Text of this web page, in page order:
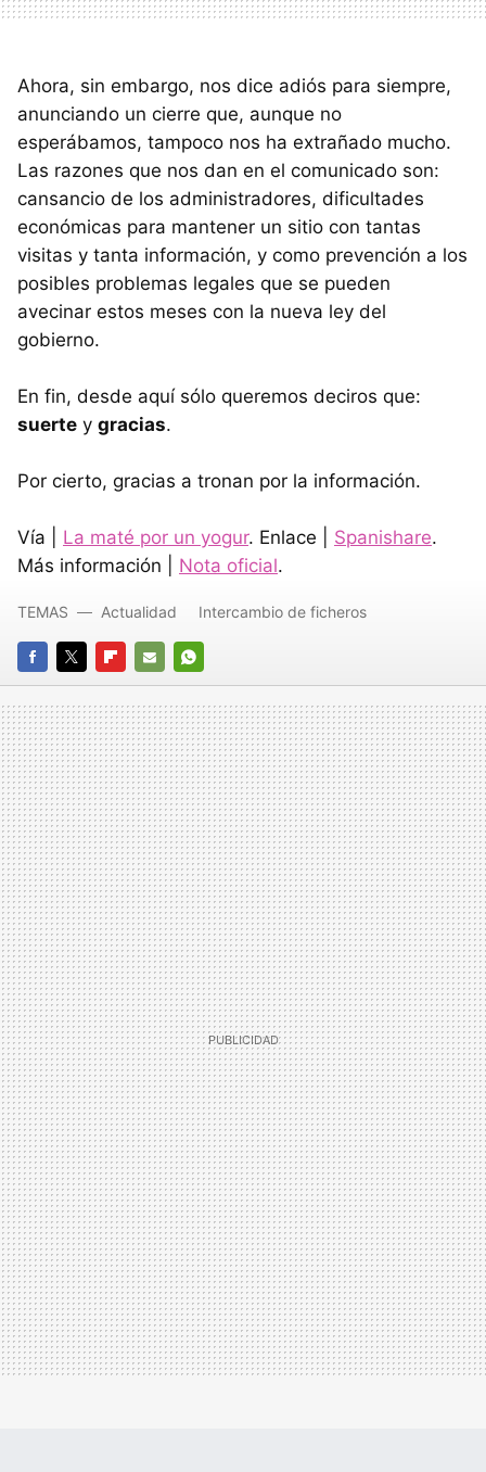
Ahora, sin embargo, nos dice adiós para siempre,
anunciando un cierre que, aunque no
esperábamos, tampoco nos ha extrañado mucho.
Las razones que nos dan en el comunicado son:
cansancio de los administradores, dificultades
económicas para mantener un sitio con tantas
visitas y tanta información, y como prevención a los
posibles problemas legales que se pueden
avecinar estos meses con la nueva ley del
gobierno.
En fin, desde aquí sólo queremos deciros que:
suerte y gracias.
Por cierto, gracias a tronan por la información.
Vía | La maté por un yogur. Enlace | Spanishare.
Más información | Nota oficial.
FACEBOOK
TWITTERFLIPBOARD
E-
MAIL
WHATSAPP
TEMAS Actualidad Intercambio de ficheros